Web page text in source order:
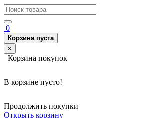
0
Корзина пуста
×
Корзина покупок
В корзине пусто!
Продолжить покупки
Открыть корзину